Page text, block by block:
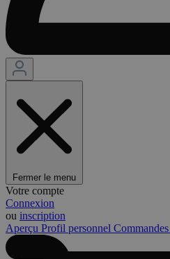
Fermer le menu
Votre compte
Connexion
ou inscription
Aperçu Profil personnel Commandes